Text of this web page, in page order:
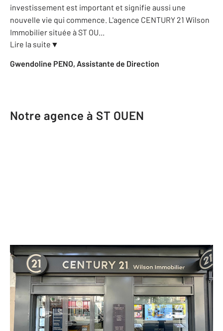
investissement est important et signifie aussi une
nouvelle vie qui commence. L'agence CENTURY 21 Wilson
Immobilier située à ST OU...
Lire la suite ▼
Gwendoline PENO, Assistante de Direction
Notre agence à ST OUEN
CENTURY 21 Wilson Immobilier
90 avenue Gabriel Péri
ST OUEN - 93400
Envoyer un message